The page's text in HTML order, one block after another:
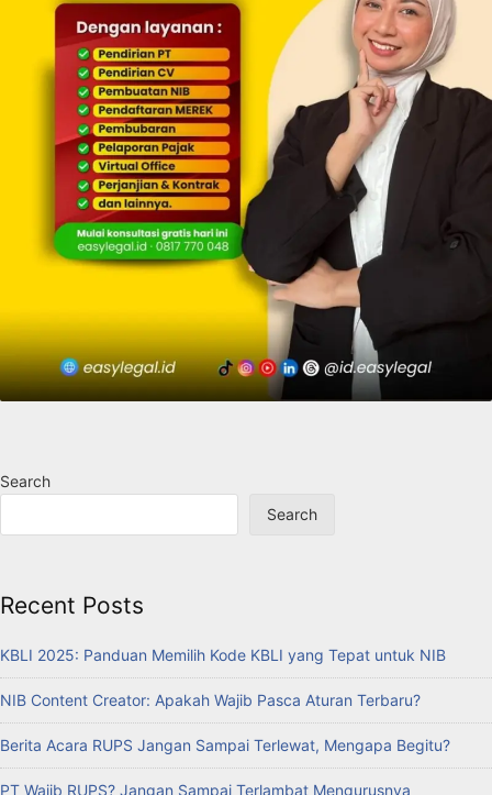
Search
Search
Recent Posts
KBLI 2025: Panduan Memilih Kode KBLI yang Tepat untuk NIB
NIB Content Creator: Apakah Wajib Pasca Aturan Terbaru?
Berita Acara RUPS Jangan Sampai Terlewat, Mengapa Begitu?
PT Wajib RUPS? Jangan Sampai Terlambat Mengurusnya